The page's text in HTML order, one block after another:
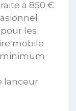
à 850 €
les
mobile
lanceur